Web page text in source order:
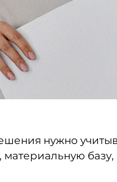
нужно
материальную базу,